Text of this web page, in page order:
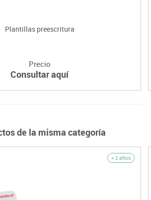
Plantillas preescritura
Precio
Consultar aquí
de la misma categoría
+ 2 años